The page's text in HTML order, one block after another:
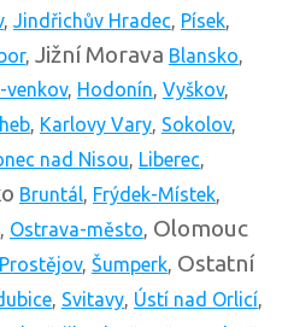
, Jindřichův Hradec, Písek,
, Jižní Morava Blansko,
venkov, Hodonín, Vyškov,
, Karlovy Vary, Sokolov,
nad Nisou, Liberec,
Bruntál, Frýdek-Místek,
, Ostrava-město, Olomouc
Prostějov, Šumperk, Ostatní
, Svitavy, Ústí nad Orlicí,